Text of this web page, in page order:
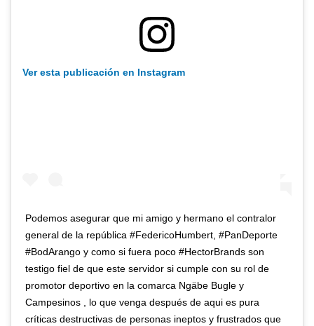
Ver esta publicación en Instagram
Podemos asegurar que mi amigo y hermano el contralor
general de la república #FedericoHumbert, #PanDeporte
#BodArango y como si fuera poco #HectorBrands son
testigo fiel de que este servidor si cumple con su rol de
promotor deportivo en la comarca Ngäbe Bugle y
Campesinos , lo que venga después de aqui es pura
críticas destructivas de personas ineptos y frustrados que